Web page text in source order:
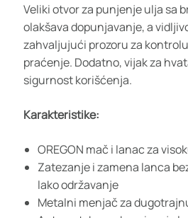
Veliki otvor za punjenje ulja sa
olakšava dopunjavanje, a
zahvaljujući prozoru za
praćenje. Dodatno, vijak za
sigurnost korišćenja.
Karakteristike:
OREGON mač i lanac za
Zatezanje i zamena lanca
lako održavanje
Metalni menjač za